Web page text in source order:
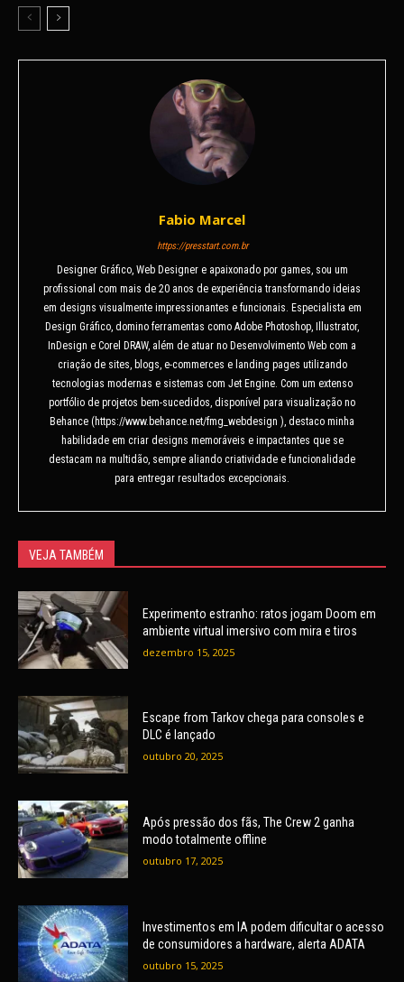
Fabio Marcel
https://presstart.com.br
Designer Gráfico, Web Designer e apaixonado por games, sou um
profissional com mais de 20 anos de experiência transformando ideias
em designs visualmente impressionantes e funcionais. Especialista em
Design Gráfico, domino ferramentas como Adobe Photoshop, Illustrator,
InDesign e Corel DRAW, além de atuar no Desenvolvimento Web com a
criação de sites, blogs, e-commerces e landing pages utilizando
tecnologias modernas e sistemas com Jet Engine. Com um extenso
portfólio de projetos bem-sucedidos, disponível para visualização no
Behance (https://www.behance.net/fmg_webdesign ), destaco minha
habilidade em criar designs memoráveis e impactantes que se
destacam na multidão, sempre aliando criatividade e funcionalidade
para entregar resultados excepcionais.
VEJA TAMBÉM
Experimento estranho: ratos jogam Doom em
ambiente virtual imersivo com mira e tiros
dezembro 15, 2025
Escape from Tarkov chega para consoles e
DLC é lançado
outubro 20, 2025
Após pressão dos fãs, The Crew 2 ganha
modo totalmente offline
outubro 17, 2025
Investimentos em IA podem dificultar o acesso
de consumidores a hardware, alerta ADATA
outubro 15, 2025